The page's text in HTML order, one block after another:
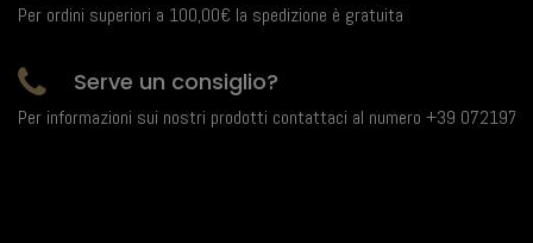
Per ordini superiori a 100,00€ la spedizione è gratuita
Serve un consiglio?
Per informazioni sui nostri prodotti contattaci al numero +39